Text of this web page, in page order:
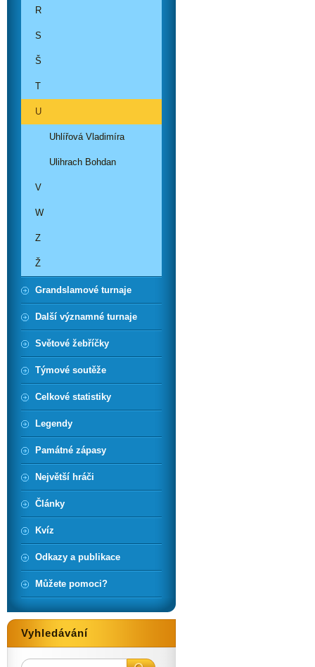
R
S
Š
T
U
Uhlířová Vladimíra
Ulihrach Bohdan
V
W
Z
Ž
Grandslamové turnaje
Další významné turnaje
Světové žebříčky
Týmové soutěže
Celkové statistiky
Legendy
Památné zápasy
Největší hráči
Články
Kvíz
Odkazy a publikace
Můžete pomoci?
Vyhledávání